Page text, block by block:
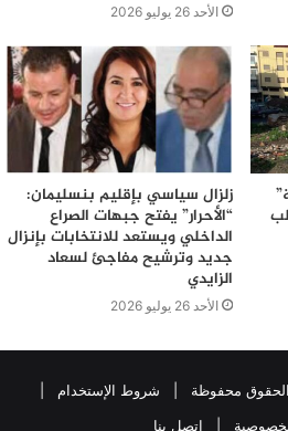
ss.com/wp-content/
1ec2-4b09-
الأحد 26 يوليو 2026
زلزال سياسي بإقليم بنسليمان:
“الأحرار” يفتح جبهات الصراع
الداخلي ويستعد للانتخابات بإنزال
جديد وترشيح مفاجئ لسعاد
الزايدي
الأحد 26 يوليو 2026
شروط الإستخدام
اتصل بنا